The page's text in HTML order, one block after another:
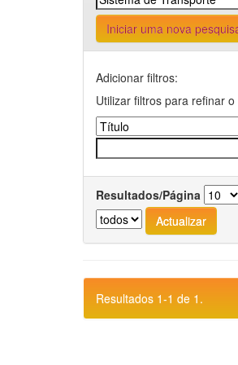
Iniciar uma nova
Adicionar filtros:
Utilizar filtros para refinar
Resultados/Página
Resultados 1-1 de 1.